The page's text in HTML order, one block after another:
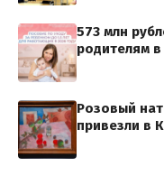
573 млн
родителям в
Розовый
привезли в